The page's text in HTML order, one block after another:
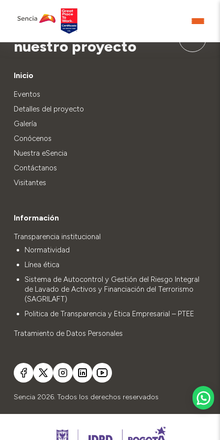
Aprende más sobre
nuestro proyecto
Inicio
Eventos
Detalles del proyecto
Galería
Conócenos
Nuestra eSencia
Contáctanos
Visitantes
Información
Transparencia institucional
Normatividad
Línea ética
Sistema de Autocontrol y Gestión del Riesgo Integral
de Lavado de Activos y Financiación del Terrorismo
(SAGRILAFT)
Politica de Transparencia y Etica Empresarial – PTEE
Tratamiento de Datos Personales
Sencia 2026. Todos los derechos reservados